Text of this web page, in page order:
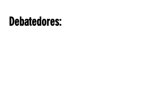
Debatedores: